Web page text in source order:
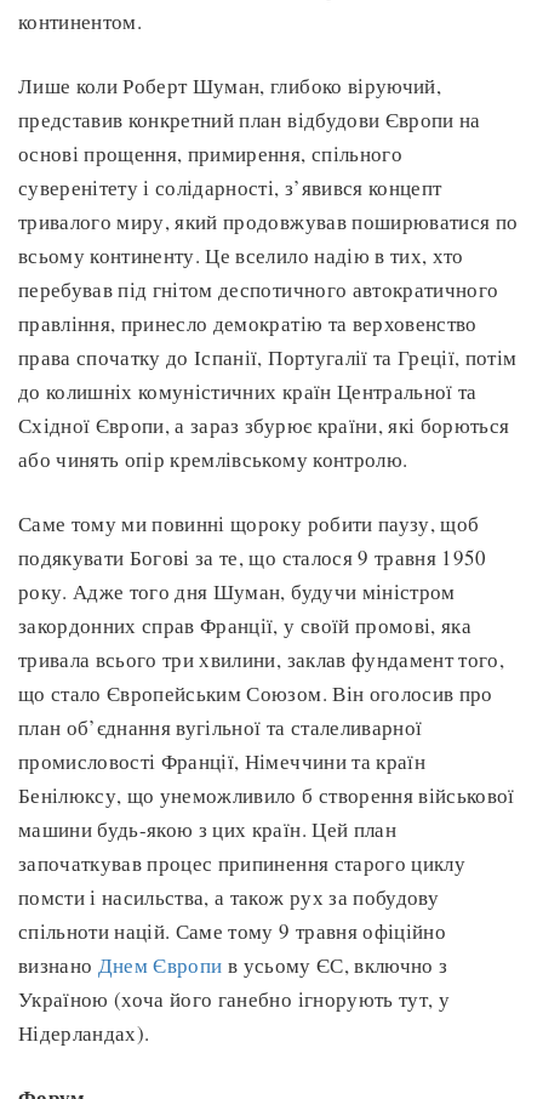
континентом.
Лише коли Роберт Шуман, глибоко віруючий,
представив конкретний план відбудови Європи на
основі прощення, примирення, спільного
суверенітету і солідарності, з’явився концепт
тривалого миру, який продовжував поширюватися по
всьому континенту. Це вселило надію в тих, хто
перебував під гнітом деспотичного автократичного
правління, принесло демократію та верховенство
права спочатку до Іспанії, Португалії та Греції, потім
до колишніх комуністичних країн Центральної та
Східної Європи, а зараз збурює країни, які борються
або чинять опір кремлівському контролю.
Саме тому ми повинні щороку робити паузу, щоб
подякувати Богові за те, що сталося 9 травня 1950
року. Адже того дня Шуман, будучи міністром
закордонних справ Франції, у своїй промові, яка
тривала всього три хвилини, заклав фундамент того,
що стало Європейським Союзом. Він оголосив про
план об’єднання вугільної та сталеливарної
промисловості Франції, Німеччини та країн
Бенілюксу, що унеможливило б створення військової
машини будь-якою з цих країн. Цей план
започаткував процес припинення старого циклу
помсти і насильства, а також рух за побудову
спільноти націй. Саме тому 9 травня офіційно
визнано Днем Європи в усьому ЄС, включно з
Україною (хоча його ганебно ігнорують тут, у
Нідерландах).